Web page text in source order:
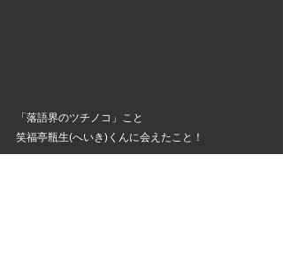
「落語界のツチノコ」こと
笑福亭瓶生(へいき)くんに会えたこと！